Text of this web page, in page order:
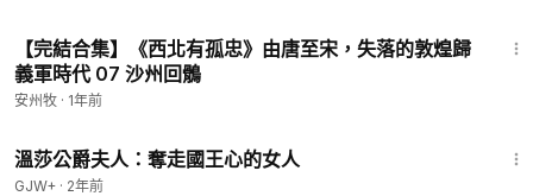
【完結合集】《西北有孤忠》由唐至宋，失落的敦煌歸
義軍時代 07 沙州回鶻
安州牧 · 1年前
溫莎公爵夫人：奪走國王心的女人
GJW+ · 2年前